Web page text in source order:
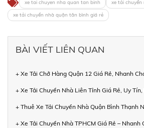
xe tai chuyen nha quan tan binh
xe tải chuyển
xe tải chuyển nhà quận tân bình giá rẻ
BÀI VIẾT LIÊN QUAN
+ Xe Tải Chở Hàng Quận 12 Giá Rẻ, Nhanh
+ Xe Tải Chuyển Nhà Liên Tỉnh Giá Rẻ, Uy
+ Thuê Xe Tải Chuyển Nhà Quận Bình Thạnh
+ Xe Tải Chuyển Nhà TPHCM Giá Rẻ – Nhanh